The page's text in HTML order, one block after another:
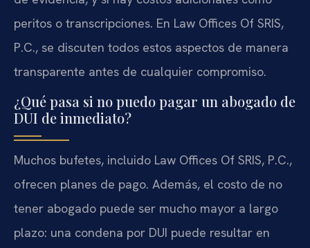
peritos o transcripciones. En Law Offices Of SRIS,
P.C., se discuten todos estos aspectos de manera
transparente antes de cualquier compromiso.
¿Qué pasa si no puedo pagar un abogado de
DUI de inmediato?
Muchos bufetes, incluido Law Offices Of SRIS, P.C.,
ofrecen planes de pago. Además, el costo de no
tener abogado puede ser mucho mayor a largo
plazo: una condena por DUI puede resultar en